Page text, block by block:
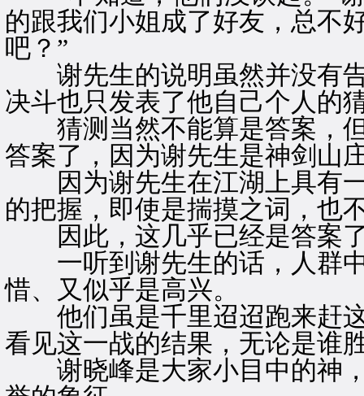
的跟我们小姐成了好友，总不
吧？”
谢先生的说明虽然并没有告
决斗也只发表了他自己个人的
猜测当然不能算是答案，但
答案了，因为谢先生是神剑山
因为谢先生在江湖上具有一
的把握，即使是揣摸之词，也
因此，这几乎已经是答案
一听到谢先生的话，人群中
惜、又似乎是高兴。
他们虽是千里迢迢跑来赶这
看见这一战的结果，无论是谁
谢晓峰是大家小目中的神，